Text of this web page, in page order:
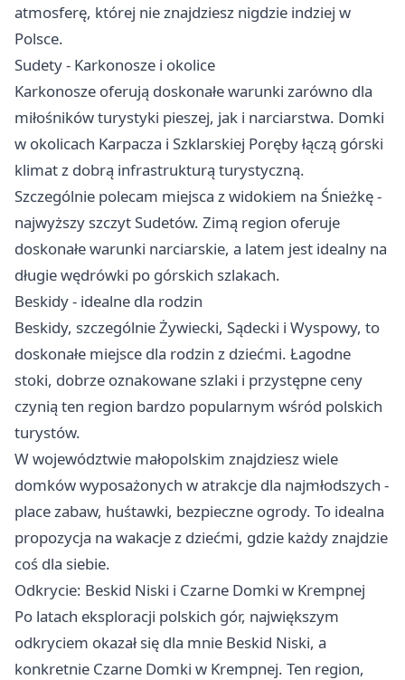
atmosferę, której nie znajdziesz nigdzie indziej w
Polsce.
Sudety - Karkonosze i okolice
Karkonosze oferują doskonałe warunki zarówno dla
miłośników turystyki pieszej, jak i narciarstwa. Domki
w okolicach Karpacza i Szklarskiej Poręby łączą górski
klimat z dobrą infrastrukturą turystyczną.
Szczególnie polecam miejsca z widokiem na Śnieżkę -
najwyższy szczyt Sudetów. Zimą region oferuje
doskonałe warunki narciarskie, a latem jest idealny na
długie wędrówki po górskich szlakach.
Beskidy - idealne dla rodzin
Beskidy, szczególnie Żywiecki, Sądecki i Wyspowy, to
doskonałe miejsce dla rodzin z dziećmi. Łagodne
stoki, dobrze oznakowane szlaki i przystępne ceny
czynią ten region bardzo popularnym wśród polskich
turystów.
W województwie małopolskim znajdziesz wiele
domków wyposażonych w atrakcje dla najmłodszych -
place zabaw, huśtawki, bezpieczne ogrody. To idealna
propozycja na wakacje z dziećmi, gdzie każdy znajdzie
coś dla siebie.
Odkrycie: Beskid Niski i Czarne Domki w Krempnej
Po latach eksploracji polskich gór, największym
odkryciem okazał się dla mnie Beskid Niski, a
konkretnie Czarne Domki w Krempnej. Ten region,